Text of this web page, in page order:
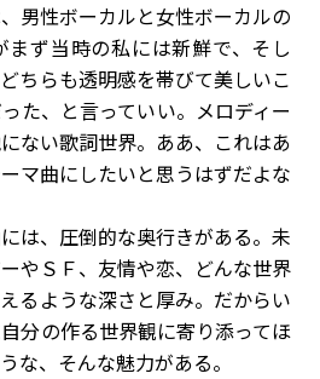
男性ボーカルと女性ボーカルの
ず当時の私には新鮮で、そし
ちらも透明感を帯びて美しいこ
た、と言っていい。メロディー
ない歌詞世界。ああ、これはあ
マ曲にしたいと思うはずだよな
は、圧倒的な奥行きがある。未
やＳＦ、友情や恋、どんな世界
るような深さと厚み。だからい
分の作る世界観に寄り添ってほ
な、そんな魅力がある。